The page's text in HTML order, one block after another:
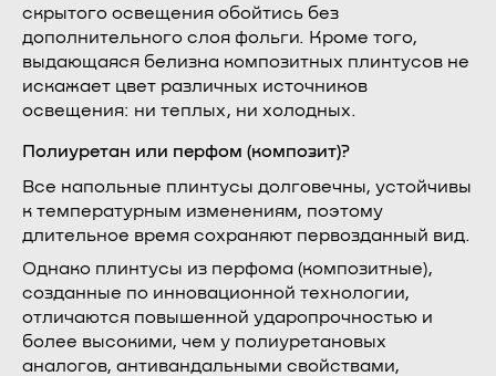
скрытого освещения обойтись без
дополнительного слоя фольги. Кроме того,
выдающаяся белизна композитных плинтусов не
искажает цвет различных источников
освещения: ни теплых, ни холодных.
Полиуретан или перфом (композит)?
Все напольные плинтусы долговечны, устойчивы
к температурным изменениям, поэтому
длительное время сохраняют первозданный вид.
Однако плинтусы из перфома (композитные),
созданные по инновационной технологии,
отличаются повышенной ударопрочностью и
более высокими, чем у полиуретановых
аналогов, антивандальными свойствами,